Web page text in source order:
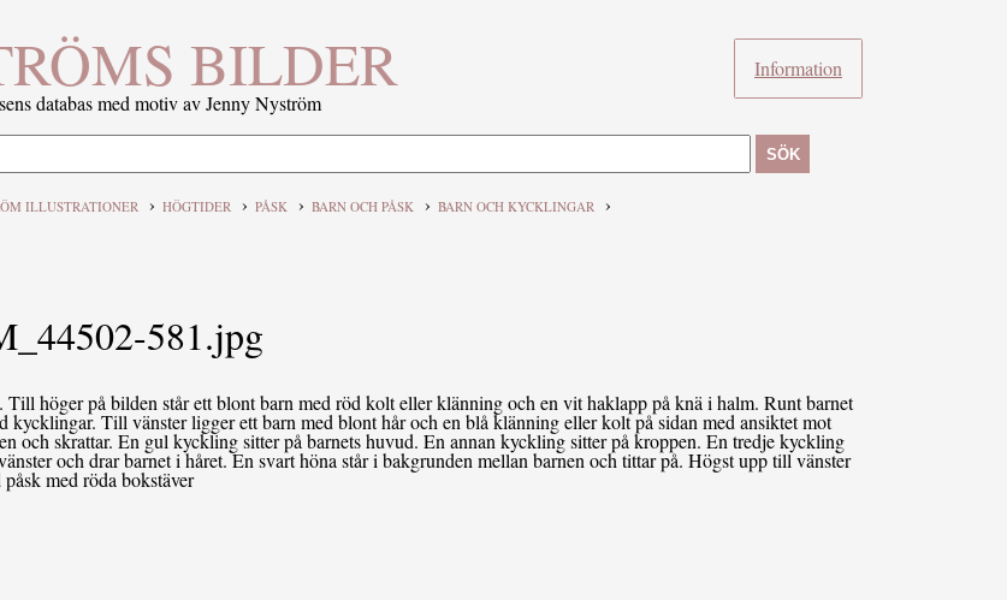
BILDER
databas med motiv av Jenny Nyström
Information
SÖK
ILLUSTRATIONER › HÖGTIDER › PÅSK › BARN OCH PÅSK › BARN OCH KYCKLINGAR ›
581.jpg
Till höger på bilden står ett blont barn med röd kolt eller klänning och en vit haklapp på knä i halm. Runt barnet
kycklingar. Till vänster ligger ett barn med blont hår och en blå klänning eller kolt på sidan med ansiktet mot
och skrattar. En gul kyckling sitter på barnets huvud. En annan kyckling sitter på kroppen. En tredje kyckling
och drar barnet i håret. En svart höna står i bakgrunden mellan barnen och tittar på. Högst upp till vänster
med röda bokstäver